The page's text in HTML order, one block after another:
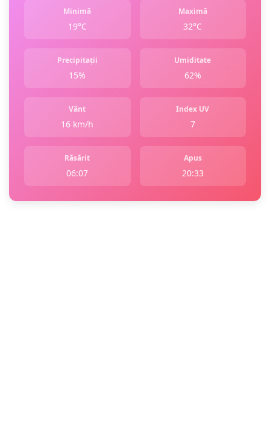
Minimă
19°C
Maximă
32°C
Precipitații
15%
Umiditate
62%
Vânt
16 km/h
Index UV
7
Răsărit
06:07
Apus
20:33